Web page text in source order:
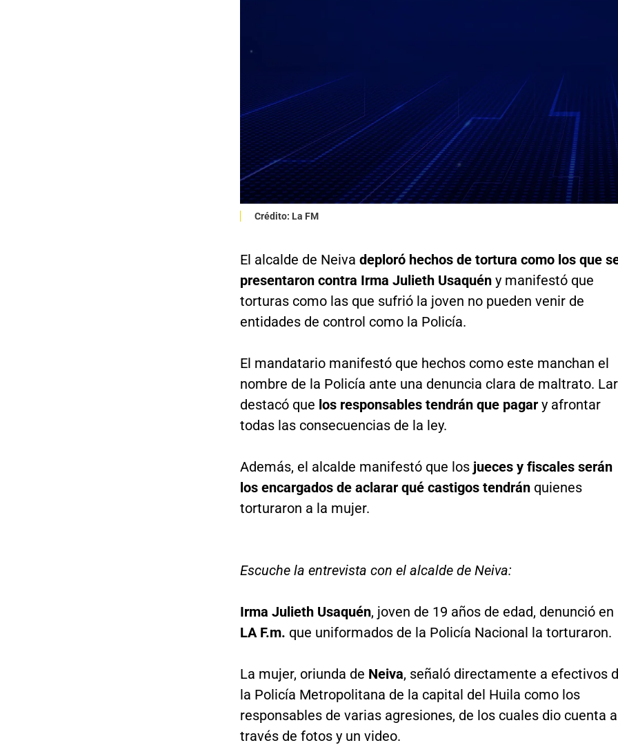
Crédito: La FM
El alcalde de Neiva deploró hechos de tortura como los que
presentaron contra Irma Julieth Usaquén y manifestó que
torturas como las que sufrió la joven no pueden venir de
entidades de control como la Policía.
El mandatario manifestó que hechos como este manchan el
nombre de la Policía ante una denuncia clara de maltrato.
destacó que los responsables tendrán que pagar y afrontar
todas las consecuencias de la ley.
Además, el alcalde manifestó que losjueces y fiscales serán
los encargados de aclarar qué castigos tendránquienes
torturaron a la mujer.
Escuche la entrevista con el alcalde de Neiva:
Irma Julieth Usaquén, joven de 19 años de edad, denunció en
LA F.m. que uniformados de la Policía Nacional la torturaron.
La mujer, oriunda de Neiva, señaló directamente a efectivos
la Policía Metropolitana de la capital del Huila como los
responsables de varias agresiones, de los cuales dio cuenta a
través de fotos y un video.